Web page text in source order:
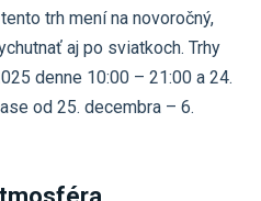
trh mení na novoročný,
aj po sviatkoch. Trhy
denne 10:00 – 21:00 a 24.
od 25. decembra – 6.